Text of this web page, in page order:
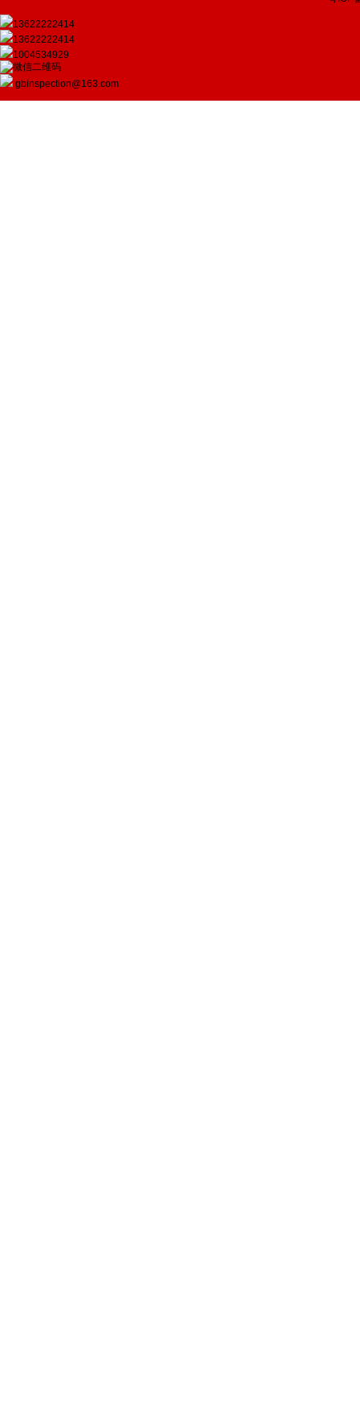
13622222414
13622222414
1004534929
gbinspection@163.com